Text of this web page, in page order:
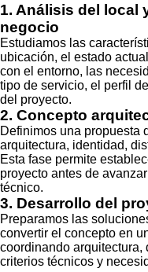
1. Análisis del local
negocio
Estudiamos las
ubicación, el estado
con el entorno, las
tipo de servicio, el perfil
del proyecto.
2. Concepto
Definimos una propuesta
arquitectura, identidad,
Esta fase permite
proyecto antes de
técnico.
3. Desarrollo del
Preparamos las
convertir el concepto en
coordinando arquitectura,
criterios técnicos y